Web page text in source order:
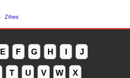
Zthes
E F G H I J
T U V W X